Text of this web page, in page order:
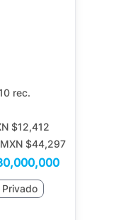
rec.
$12,412
MXN $44,297